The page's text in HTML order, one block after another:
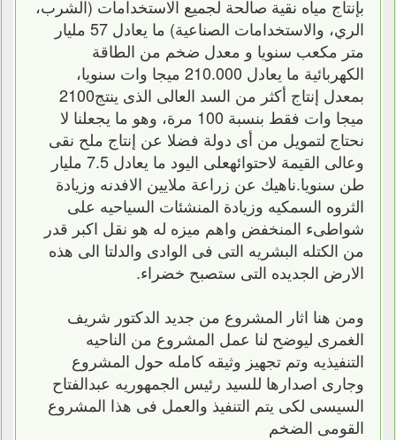
بإنتاج مياه نقية صالحة لجميع الاستخدامات (الشرب،
الري، والاستخدامات الصناعية) ما يعادل 57 مليار
متر مكعب سنويا و معدل ضخم من الطاقة
الكهربائية ما يعادل 210.000 ميجا وات سنويا،
بمعدل إنتاج أكثر من السد العالى الذى ينتج2100
ميجا وات فقط بنسبة 100 مرة، وهو ما يجعلنا لا
نحتاج لتمويل من أى دولة فضلا عن إنتاج ملح نقى
وعالى القيمة لاحتوائهعلى اليود ما يعادل 7.5 مليار
طن سنويا.ناهيك عن زراعة ملايين الافدنه وزيادة
الثروه السمكيه وزيادة المنشئات السياحيه على
شواطىء المنخفض واهم ميزه له هو نقل اكبر قدر
من الكتله البشريه التى فى الوادى والدلتا الى هذه
الارض الجديده التى ستصبح خضراء.
ومن هنا اثار المشروع من جديد الدكتور شريف
الغمرى ليوضح لنا عمل المشروع من الناحيه
التنفيذيه وتم تجهيز وثيقه كامله حول المشروع
وجارى اصدارها للسيد رئيس الجمهوريه عبدالفتاح
السيسى لكى يتم التنفيذ والعمل فى هذا المشروع
القومى الضخم